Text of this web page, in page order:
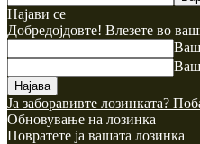
Најави се
Добредојдовте! Влезете во
Ја заборавивте лозинката?
Обновување на лозинка
Повратете ја вашата лозинка